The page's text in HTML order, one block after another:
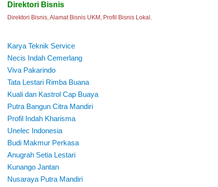
Direktori Bisnis
Direktori Bisnis, Alamat Bisnis UKM, Profil Bisnis Lokal.
Karya Teknik Service
Necis Indah Cemerlang
Viva Pakarindo
Tata Lestari Rimba Buana
Kuali dan Kastrol Cap Buaya
Putra Bangun Citra Mandiri
Profil Indah Kharisma
Unelec Indonesia
Budi Makmur Perkasa
Anugrah Setia Lestari
Kunango Jantan
Nusaraya Putra Mandiri